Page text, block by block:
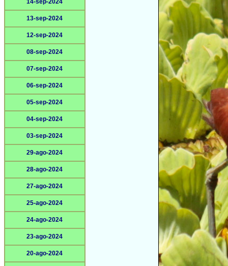
14-sep-2024
13-sep-2024
12-sep-2024
08-sep-2024
07-sep-2024
06-sep-2024
05-sep-2024
04-sep-2024
03-sep-2024
29-ago-2024
28-ago-2024
27-ago-2024
25-ago-2024
24-ago-2024
23-ago-2024
20-ago-2024